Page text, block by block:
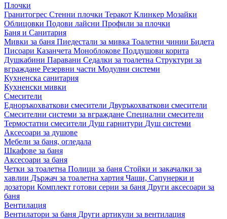
Плочки
Гранитогрес Стенни плочки Теракот Клинкер Мозайки
Облицовки Подови лайсни Профили за плочки
Баня и Санитария
Мивки за баня Пиедестали за мивка Тоалетни чинии Бидета
Писоари Казанчета Моноблокове Поддушови корита
Душкабини Паравани Седалки за тоалетна Структури за
вграждане Резервни части Модулни системи
Кухненска санитария
Кухненски мивки
Смесители
Едноръкохваткови смесители Двуръкохваткови смесители
Смесителни системи за вграждане Специални смесители
Термостатни смесители Душ гарнитури Душ системи
Аксесоари за душове
Мебели за баня, огледала
Шкафове за баня
Аксесоари за баня
Четки за тоалетна Полици за баня Стойки и закачалки за
хавлии Държач за тоалетна хартия Чаши, Сапунерки и
дозатори Комплект готови серии за баня Други аксесоари за
баня
Вентилация
Вентилатори за баня Други артикули за вентилация